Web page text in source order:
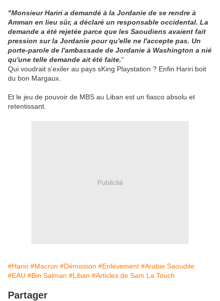
"Monsieur Hariri a demandé à la Jordanie de se rendre à
Amman en lieu sûr, a déclaré un responsable occidental. La
demande a été rejetée parce que les Saoudiens avaient fait
pression sur la Jordanie pour qu'elle ne l'accepte pas. Un
porte-parole de l'ambassade de Jordanie à Washington a nié
qu'une telle demande ait été faite."
Qui voudrait s'exiler au pays sKing Playstation ? Enfin Hariri boit
du bon Margaux.
Et le jeu de pouvoir de MBS au Liban est un fiasco absolu et
retentissant.
Publicité
#Hariri #Macron #Démission #Enlèvement #Arabie Saoudite
#EAU #Bin Salman #Liban #Articles de Sam La Touch
Partager